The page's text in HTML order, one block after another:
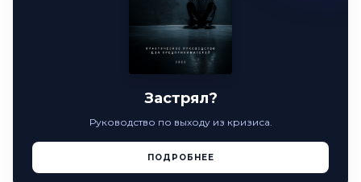
Застрял?
Руководство по выходу из кризиса.
ПОДРОБНЕЕ